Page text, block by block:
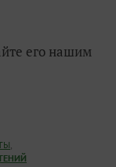
его нашим
,